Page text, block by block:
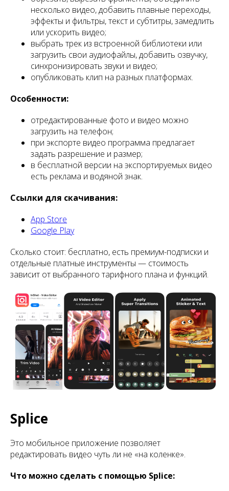
несколько видео, добавить плавные переходы,
эффекты и фильтры, текст и субтитры, замедлить
или ускорить видео;
выбрать трек из встроенной библиотеки или
загрузить свои аудиофайлы, добавить озвучку,
синхронизировать звуки и видео;
опубликовать клип на разных платформах.
Особенности:
отредактированные фото и видео можно
загрузить на телефон;
при экспорте видео программа предлагает
задать разрешение и размер;
в бесплатной версии на экспортируемых видео
есть реклама и водяной знак.
Ссылки для скачивания:
App Store
Google Play
Сколько стоит: бесплатно, есть премиум-подписки и
отдельные платные инструменты — стоимость
зависит от выбранного тарифного плана и функций.
Splice
Это мобильное приложение позволяет
редактировать видео чуть ли не «на коленке».
Что можно сделать с помощью Splice: